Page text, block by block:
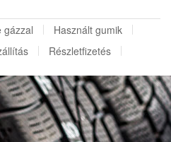
gázzal
Használt gumik
Részletfizetés